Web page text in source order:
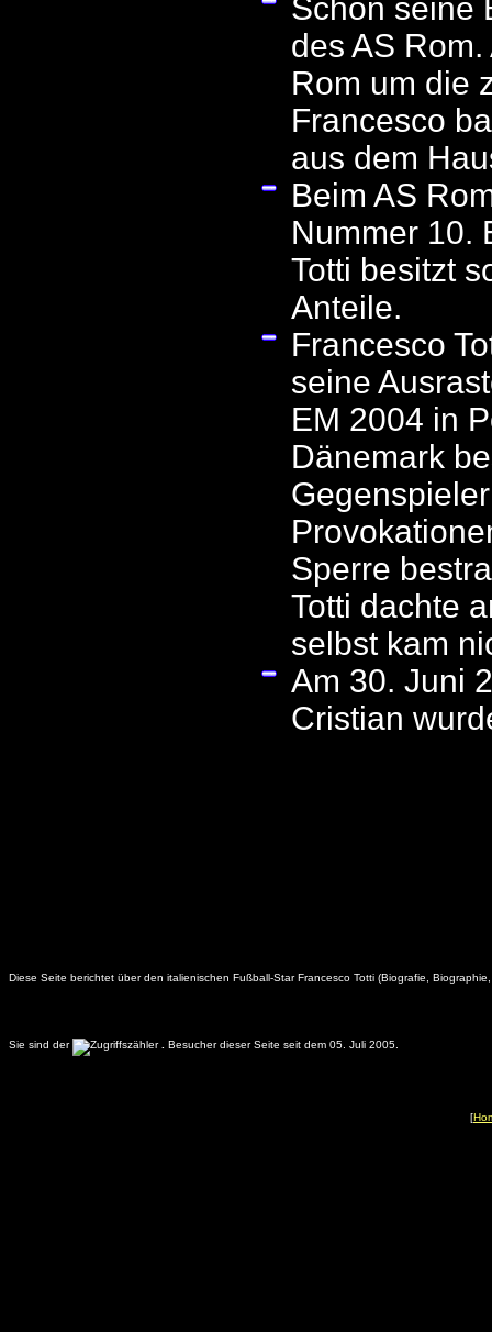
Schon seine
des AS
Rom um die
Francesco
aus dem
Beim AS
Nummer 10.
Totti besitzt
Anteile.
Francesco
seine
EM 2004 in
Dänemark
Sperre
Totti dachte
selbst kam
Am 30. Juni
Cristian
Diese Seite berichtet über den italienischen Fußball-Star Francesco Totti (Biografie,
Sie sind der . Besucher dieser Seite seit dem 05. Juli 2005.
[